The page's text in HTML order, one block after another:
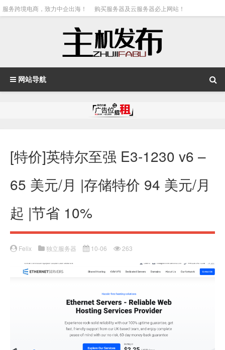
服务跨境电商，致力中企出海！ 购买服务器及云服务器必上网站！
网站导航
[特价]英特尔至强 E3-1230 v6 –
65 美元/月 |存储特价 94 美元/月
起 |节省 10%
Felix 独立服务器 10-06 263